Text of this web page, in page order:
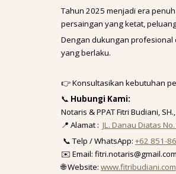
Tahun 2025 menjadi era
persaingan yang ketat,
Dengan dukungan profesional
yang berlaku.
👉 Konsultasikan kebutuhan
📞 Hubungi Kami:
Notaris & PPAT Fitri Budiani,
📍 Alamat : JL. Danau Diatas
📞 Telp / WhatsApp: +62 851-
✉️ Email: fitri.notaris@gmail.com
🌐 Website: www.fitribudiani.com